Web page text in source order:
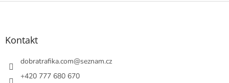
Z
Kontakt
dobratrafika.com@seznam.cz
+420 777 680 670